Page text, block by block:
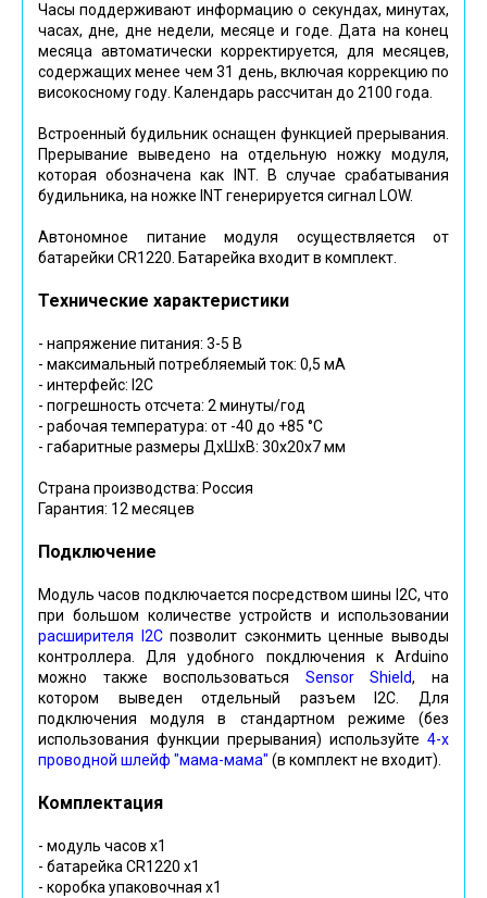
Часы поддерживают информацию о секундах, минутах,
часах, дне, дне недели, месяце и годе. Дата на конец
месяца автоматически корректируется, для месяцев,
содержащих менее чем 31 день, включая коррекцию по
високосному году. Календарь рассчитан до 2100 года.
Встроенный будильник оснащен функцией прерывания.
Прерывание выведено на отдельную ножку модуля,
которая обозначена как INT. В случае срабатывания
будильника, на ножке INT генерируется сигнал LOW.
Автономное питание модуля осуществляется от
батарейки CR1220. Батарейка входит в комплект.
Технические характеристики
- напряжение питания: 3-5 В
- максимальный потребляемый ток: 0,5 мА
- интерфейс: I2C
- погрешность отсчета: 2 минуты/год
- рабочая температура: от -40 до +85 °С
- габаритные размеры ДхШхВ: 30х20х7 мм
Страна производства: Россия
Гарантия: 12 месяцев
Подключение
Модуль часов подключается посредством шины I2C, что
при большом количестве устройств и использовании
расширителя I2Cпозволит сэконмить ценные выводы
контроллера. Для удобного покдлючения к Arduino
можно также воспользоваться Sensor Shield, на
котором выведен отдельный разъем I2C. Для
подключения модуля в стандартном режиме (без
использования функции прерывания) используйте 4-х
проводной шлейф "мама-мама" (в комплект не входит).
Комплектация
- модуль часов х1
- батарейка CR1220 х1
- коробка упаковочная х1